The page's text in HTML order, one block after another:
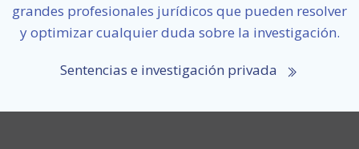
grandes profesionales jurídicos que pueden resolver
y optimizar cualquier duda sobre la investigación.
Sentencias e investigación privada